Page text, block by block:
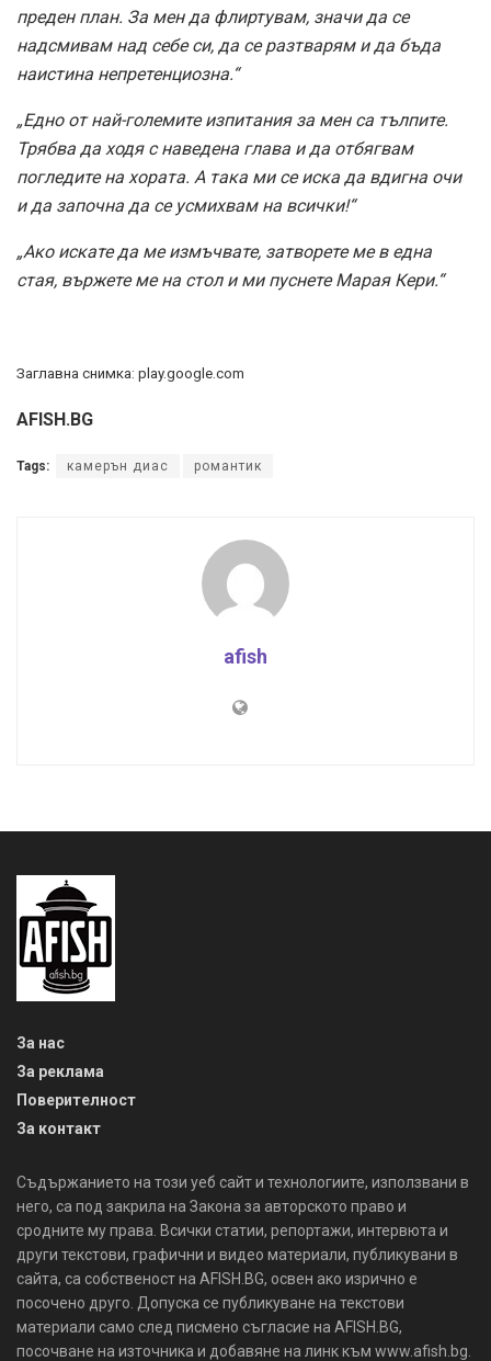
преден план. За мен да флиртувам, значи да се
надсмивам над себе си, да се разтварям и да бъда
наистина непретенциозна.“
„Едно от най-големите изпитания за мен са тълпите.
Трябва да ходя с наведена глава и да отбягвам
погледите на хората. А така ми се иска да вдигна очи
и да започна да се усмихвам на всички!“
„Ако искате да ме измъчвате, затворете ме в една
стая, вържете ме на стол и ми пуснете Марая Кери.“
Заглавна снимка: play.google.com
AFISH.BG
Tags: камерън диас романтик
afish
За нас
За реклама
Поверителност
За контакт
Съдържанието на този уеб сайт и технологиите, използвани в
него, са под закрила на Закона за авторското право и
сродните му права. Всички статии, репортажи, интервюта и
други текстови, графични и видео материали, публикувани в
сайта, са собственост на AFISH.BG, освен ако изрично е
посочено друго. Допуска се публикуване на текстови
материали само след писмено съгласие на AFISH.BG,
посочване на източника и добавяне на линк към www.afish.bg.